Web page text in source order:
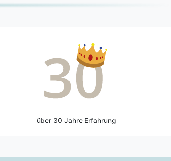
über 30 Jahre Erfahrung